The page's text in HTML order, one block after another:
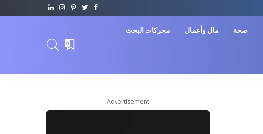
صحة مال وأعمال محركات البحث
0
– Advertisement –